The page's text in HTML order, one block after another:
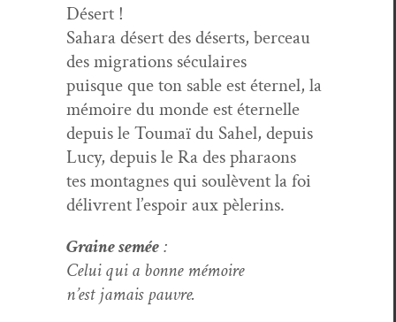
Désert !
Sahara désert des déserts, berceau
des migra­tions séculaires
puisque que ton sable est éter­nel, la
mémoire du monde est éternelle
depuis le Toumaï du Sahel, depuis
Lucy, depuis le Ra des pharaons
tes mon­tagnes qui soulèvent la foi
délivrent l’espoir aux pèlerins.
Graine semée:
Celui qui a bonne mémoire
n’est jamais pauvre.